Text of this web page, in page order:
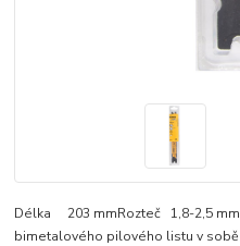
Délka 203 mmRozteč 1,8-2,5
bimetalového pilového listu v